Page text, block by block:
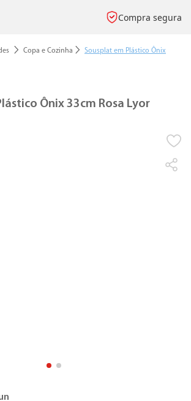
Compra segura
Copa e Cozinha
Sousplat em Plástico Ônix
Ônix 33cm Rosa Lyor